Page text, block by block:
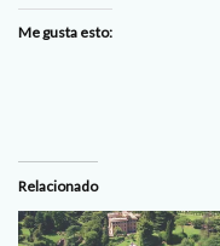
Me gusta esto:
Relacionado